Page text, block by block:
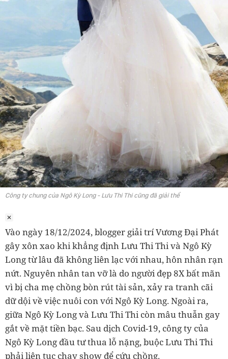
Công ty chung của Ngô Kỳ Long - Lưu Thi Thi cũng đã giải thể
Vào ngày 18/12/2024, blogger giải trí Vương Đại Phát
gây xôn xao khi khẳng định Lưu Thi Thi và Ngô Kỳ
Long từ lâu đã không liên lạc với nhau, hôn nhân rạn
nứt. Nguyên nhân tan vỡ là do người đẹp 8X bất mãn
vì bị cha mẹ chồng bòn rút tài sản, xảy ra tranh cãi
dữ dội về việc nuôi con với Ngô Kỳ Long. Ngoài ra,
giữa Ngô Kỳ Long và Lưu Thi Thi còn mâu thuẫn gay
gắt về mặt tiền bạc. Sau dịch Covid-19, công ty của
Ngô Kỳ Long đầu tư thua lỗ nặng, buộc Lưu Thi Thi
phải liên tục chạy show để cứu chồng.